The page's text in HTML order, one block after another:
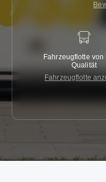
Fahrzeugflotte von
Qualität
Fahrzeugflotte